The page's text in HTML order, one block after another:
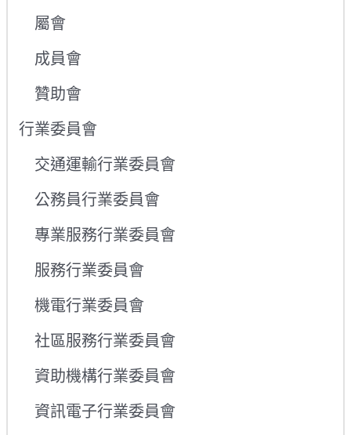
屬會
成員會
贊助會
行業委員會
交通運輸行業委員會
公務員行業委員會
專業服務行業委員會
服務行業委員會
機電行業委員會
社區服務行業委員會
資助機構行業委員會
資訊電子行業委員會